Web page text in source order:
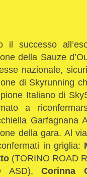
il successo
della Sauze
nazionale,
di Skyrunning
Italiano di
a
Garfagnana
della gara. Al
in griglia:
(TORINO ROAD
ASD),Corinna